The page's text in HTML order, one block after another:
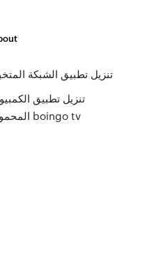
تنزيل تطبيق الشبكة
تنزيل تطبيق
المحمول boingo tv